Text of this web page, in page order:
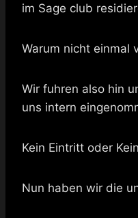
im Sage club
Warum nicht einmal
Wir fuhren also hin
uns intern
Kein Eintritt oder
Nun haben wir die